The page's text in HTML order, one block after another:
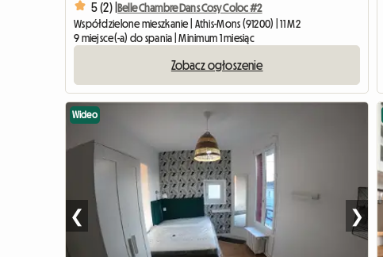
5 (2) |Belle Chambre Dans Cosy Coloc #2
Współdzielone mieszkanie | Athis-Mons (91200) | 11 M2
9 miejsce(-a) do spania | Minimum 1 miesiąc
Zobacz ogłoszenie
Wideo
❮ ❯